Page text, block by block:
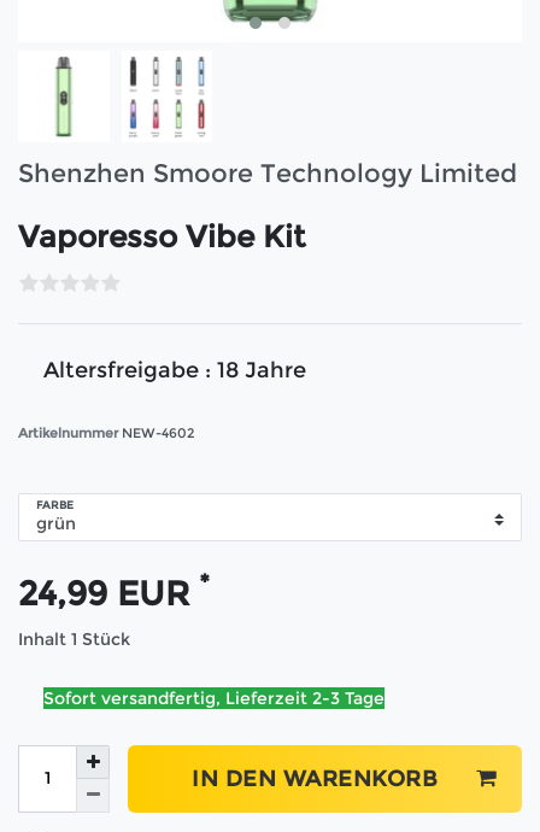
Shenzhen Smoore Technology Limited
Vaporesso Vibe Kit
Altersfreigabe : 18 Jahre
Artikelnummer NEW-4602
FARBE
24,99 EUR *
Inhalt 1 Stück
Sofort versandfertig, Lieferzeit 2-3 Tage
IN DEN WARENKORB